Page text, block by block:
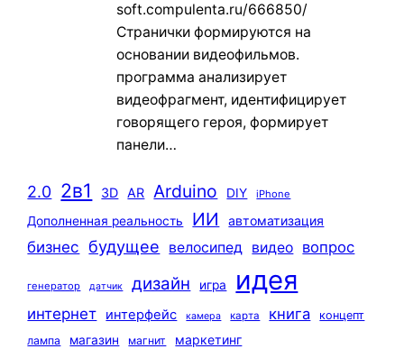
soft.compulenta.ru/666850/
Странички формируются на
основании видеофильмов.
программа анализирует
видеофрагмент, идентифицирует
говорящего героя, формирует
панели…
2.0 2в1 3D AR Arduino DIY iPhone
Дополненная реальность ИИ автоматизация
бизнес будущее велосипед видео вопрос
генератор датчик дизайн игра идея
интернет интерфейс камера карта книга
концепт
лампа
магазин магнит
маркетинг